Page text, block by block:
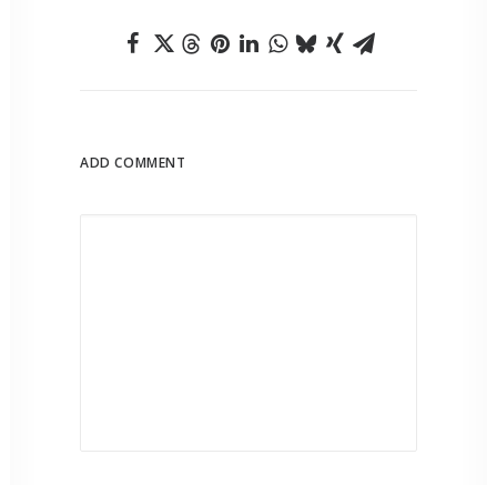
ADD COMMENT